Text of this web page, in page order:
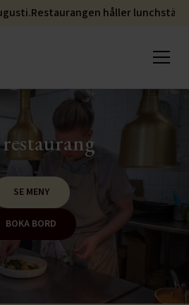
Restaurangen håller
SE MENY
BOKA BORD